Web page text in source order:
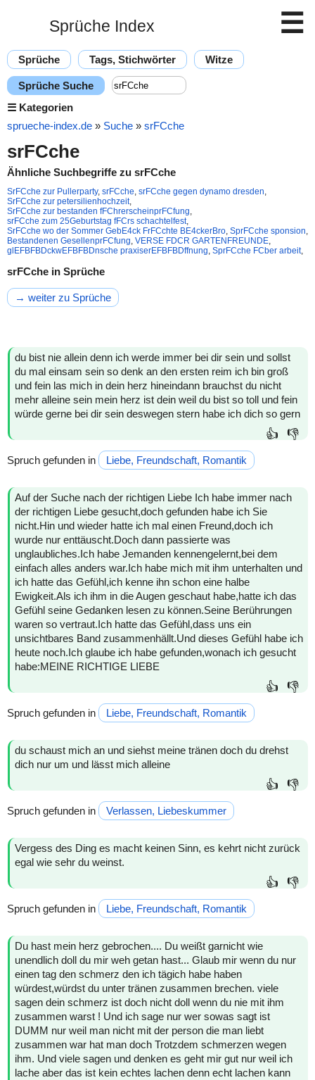
Sprüche Index ☰
Sprüche Tags, Stichwörter Witze
Sprüche Suche
☰ Kategorien
sprueche-index.de » Suche » srFCche
srFCche
Ähnliche Suchbegriffe zu srFCche
SrFCche zur Pullerparty, srFCche, srFCche gegen dynamo dresden,
SrFCche zur petersilienhochzeit,
SrFCche zur bestanden fFChrerscheinprFCfung,
srFCche zum 25Geburtstag fFCrs schachtelfest,
SrFCche wo der Sommer GebE4ck FrFCchte BE4ckerBro, SprFCche sponsion,
Bestandenen GesellenprFCfung, VERSE FDCR GARTENFREUNDE,
glEFBFBDckwEFBFBDnsche praxiserEFBFBDffnung, SprFCche FCber arbeit,
srFCche in Sprüche
→ weiter zu Sprüche
du bist nie allein denn ich werde immer bei dir sein und sollst
du mal einsam sein so denk an den ersten reim ich bin groß
und fein las mich in dein herz hineindann brauchst du nicht
mehr alleine sein mein herz ist dein weil du bist so toll und fein
würde gerne bei dir sein deswegen stern habe ich dich so gern
👍 👎
Spruch gefunden in Liebe, Freundschaft, Romantik
Auf der Suche nach der richtigen Liebe Ich habe immer nach
der richtigen Liebe gesucht,doch gefunden habe ich Sie
nicht.Hin und wieder hatte ich mal einen Freund,doch ich
wurde nur enttäuscht.Doch dann passierte was
unglaubliches.Ich habe Jemanden kennengelernt,bei dem
einfach alles anders war.Ich habe mich mit ihm unterhalten und
ich hatte das Gefühl,ich kenne ihn schon eine halbe
Ewigkeit.Als ich ihm in die Augen geschaut habe,hatte ich das
Gefühl seine Gedanken lesen zu können.Seine Berührungen
waren so vertraut.Ich hatte das Gefühl,dass uns ein
unsichtbares Band zusammenhällt.Und dieses Gefühl habe ich
heute noch.Ich glaube ich habe gefunden,wonach ich gesucht
habe:MEINE RICHTIGE LIEBE
👍 👎
Spruch gefunden in Liebe, Freundschaft, Romantik
du schaust mich an und siehst meine tränen doch du drehst
dich nur um und lässt mich alleine
👍 👎
Spruch gefunden in Verlassen, Liebeskummer
Vergess des Ding es macht keinen Sinn, es kehrt nicht zurück
egal wie sehr du weinst.
👍 👎
Spruch gefunden in Liebe, Freundschaft, Romantik
Du hast mein herz gebrochen.... Du weißt garnicht wie
unendlich doll du mir weh getan hast... Glaub mir wenn du nur
einen tag den schmerz den ich tägich habe haben
würdest,würdst du unter tränen zusammen brechen. viele
sagen dein schmerz ist doch nicht doll wenn du nie mit ihm
zusammen warst ! Und ich sage nur wer sowas sagt ist
DUMM nur weil man nicht mit der person die man liebt
zusammen war hat man doch Trotzdem schmerzen wegen
ihm. Und viele sagen und denken es geht mir gut nur weil ich
lache aber das ist kein echtes lachen denn echt lachen kann